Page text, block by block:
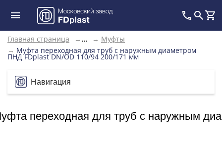
Главная страница → ... → Муфты
→ Муфта переходная для труб с наружным диаметром
ПНД FDplast DN/OD 110/94 200/171 мм
Навигация
переходная для труб с наружным